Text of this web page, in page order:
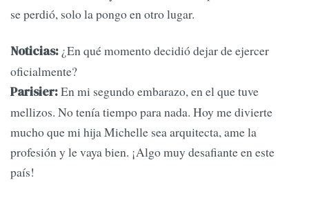
se perdió, solo la pongo en otro lugar.
Noticias: ¿En qué momento decidió dejar de ejercer
oficialmente?
Parisier:En mi segundo embarazo, en el que tuve
mellizos. No tenía tiempo para nada. Hoy me divierte
mucho que mi hija Michelle sea arquitecta, ame la
profesión y le vaya bien. ¡Algo muy desafiante en este
país!